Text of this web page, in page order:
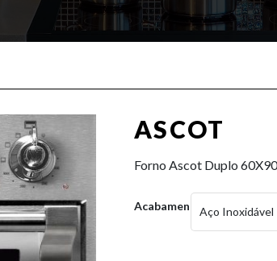
ASCOT
Forno Ascot Duplo 60X90
AcabamentosAço Inoxidável